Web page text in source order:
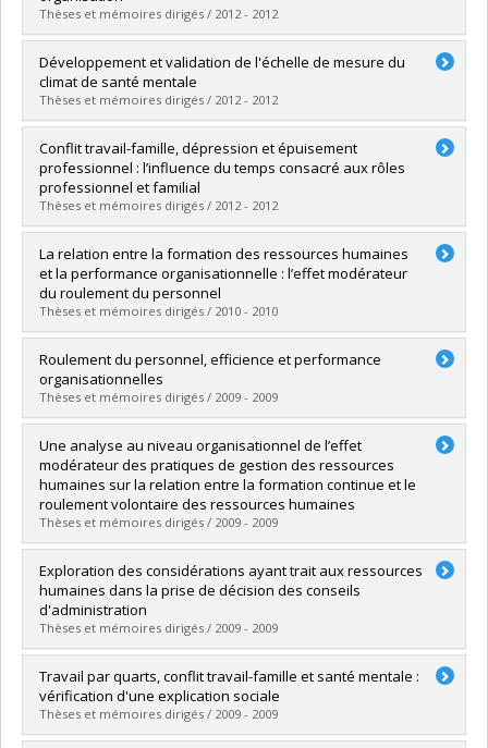
Lien vers le document dans Papyrus
Thèses et mémoires dirigés / 2012 - 2012
Diplômé(e) :Hamouche, Salima
Cycle :Maîtrise
Diplôme obtenu :M. Sc.
Lien vers le document dans Papyrus
Développement et validation de l'échelle de mesure du
climat de santé mentale
Thèses et mémoires dirigés / 2012 - 2012
Diplômé(e) :Pulido, Bibiana
Cycle :Maîtrise
Diplôme obtenu :M. Sc.
Lien vers le document dans Papyrus
Conflit travail-famille, dépression et épuisement
professionnel : l’influence du temps consacré aux rôles
professionnel et familial
Thèses et mémoires dirigés / 2012 - 2012
Diplômé(e) :Desrosiers, Jean-Philip
Cycle :Maîtrise
Diplôme obtenu :M. Sc.
Lien vers le document dans Papyrus
La relation entre la formation des ressources humaines
et la performance organisationnelle : l’effet modérateur
du roulement du personnel
Thèses et mémoires dirigés / 2010 - 2010
Diplômé(e) :Dragomir, Maria D.
Cycle :Maîtrise
Diplôme obtenu :M. Sc.
Lien vers le document dans Papyrus
Roulement du personnel, efficience et performance
organisationnelles
Thèses et mémoires dirigés / 2009 - 2009
Diplômé(e) : Vranckx, Geoffroy
Cycle :Maîtrise
Diplôme obtenu :M. Sc.
Lien vers le document dans Papyrus
Une analyse au niveau organisationnel de l’effet
modérateur des pratiques de gestion des ressources
humaines sur la relation entre la formation continue et le
roulement volontaire des ressources humaines
Thèses et mémoires dirigés / 2009 - 2009
Diplômé(e) :Essafi, Abdelouahab
Cycle :Doctorat
Diplôme obtenu :
Lien vers le document dans Papyrus
Exploration des considérations ayant trait aux ressources
humaines dans la prise de décision des conseils
d'administration
Thèses et mémoires dirigés / 2009 - 2009
Diplômé(e) :Étienne, Ilana Michaëlla
Cycle :Maîtrise
Diplôme obtenu :M. Sc.
Lien vers le document dans Papyrus
Travail par quarts, conflit travail-famille et santé mentale :
vérification d'une explication sociale
Thèses et mémoires dirigés / 2009 - 2009